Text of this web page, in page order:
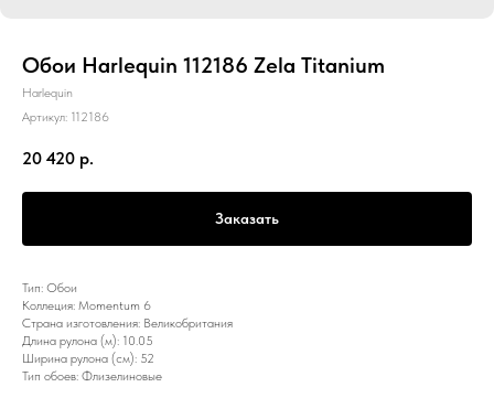
Обои Harlequin 112186 Zela Titanium
Harlequin
Артикул: 112186
20 420 р.
Заказать
Тип: Обои
Коллеция: Momentum 6
Страна изготовления: Великобритания
Длина рулона (м): 10.05
Ширина рулона (см): 52
Тип обоев: Флизелиновые